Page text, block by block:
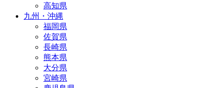
高知県
九州・沖縄
福岡県
佐賀県
長崎県
熊本県
大分県
宮崎県